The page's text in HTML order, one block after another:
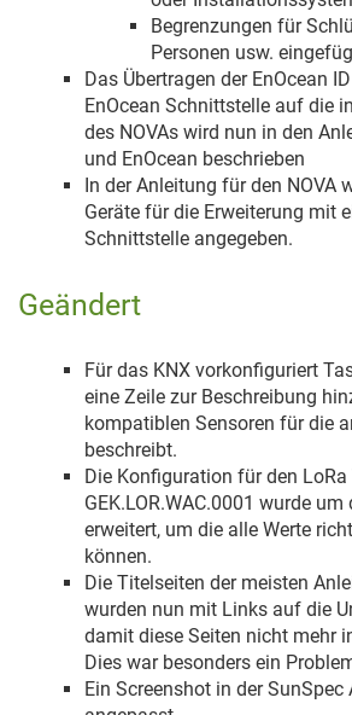
Begrenzungen für
Personen usw.
Das Übertragen der EnOcean
EnOcean Schnittstelle auf die
des NOVAs wird nun in den
und EnOcean beschrieben
In der Anleitung für den NOVA
Geräte für die Erweiterung mit
Schnittstelle angegeben.
Geändert
Für das KNX vorkonfiguriert
eine Zeile zur Beschreibung
kompatiblen Sensoren für die
beschreibt.
Die Konfiguration für den
GEK.LOR.WAC.0001 wurde um
erweitert, um die alle Werte
können.
Die Titelseiten der meisten
wurden nun mit Links auf die
damit diese Seiten nicht mehr
Dies war besonders ein
Ein Screenshot in der